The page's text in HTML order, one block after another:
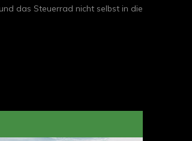
das Steuerrad nicht selbst in die